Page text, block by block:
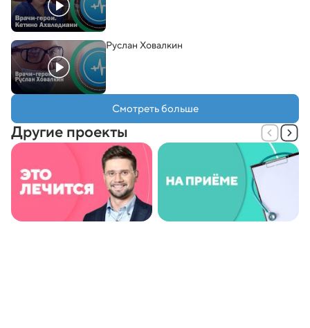
Руслан Ховалкин
Смотреть больше
Другие проекты